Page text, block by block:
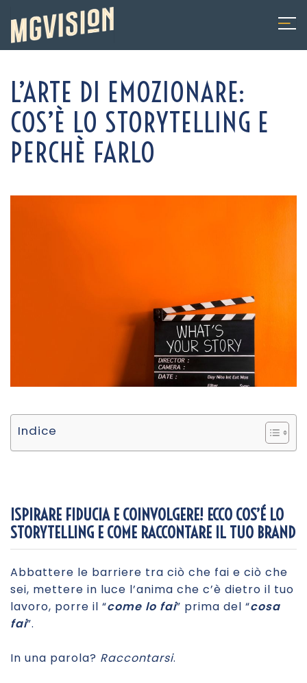
content
L’ARTE DI EMOZIONARE:
COS’È LO STORYTELLING E
PERCHÈ FARLO
Indice
ISPIRARE FIDUCIA E COINVOLGERE! ECCO COS’É LO
STORYTELLING E COME RACCONTARE IL TUO BRAND
Abbattere le barriere tra ciò che fai e ciò che
sei, mettere in luce l’anima che c’è dietro il tuo
lavoro, porre il “come lo fai” prima del “cosa
fai”.
In una parola? Raccontarsi.